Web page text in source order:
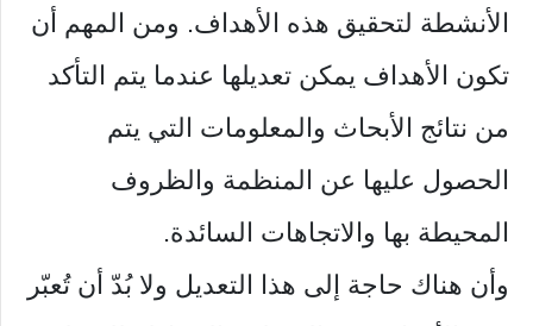
الأنشطة لتحقيق هذه الأهداف. ومن المهم أن
تكون الأهداف يمكن تعديلها عندما يتم التأكد
من نتائج الأبحاث والمعلومات التي يتم
الحصول عليها عن المنظمة والظروف
المحيطة بها والاتجاهات السائدة.
وأن هناك حاجة إلى هذا التعديل ولا بُدّ أن تُعبّر